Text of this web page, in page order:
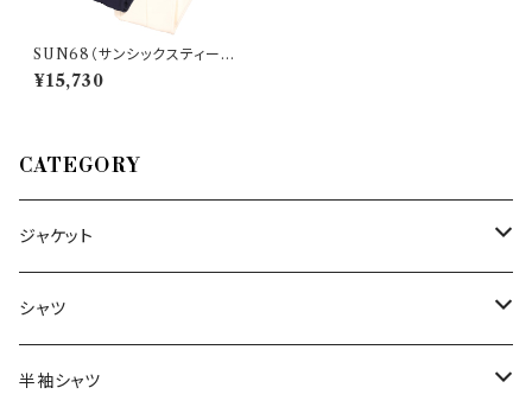
SUN68（サンシックスティーエ
イト） スウェットパンツ PORCE
LLANA 29088
¥15,730
CATEGORY
ジャケット
～44/S
46/M
シャツ
～44/S
半袖シャツ